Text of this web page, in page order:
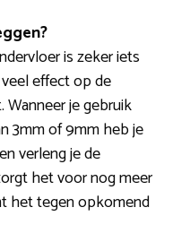
is zeker iets
effect op de
je gebruik
3mm of 9mm heb je
verleng je de
het voor nog meer
het tegen opkomend